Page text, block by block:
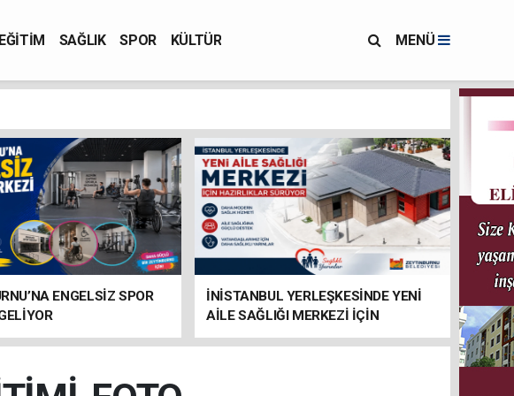
EĞİTİM SAĞLIK SPOR KÜLTÜR MENÜ
ENGELSİZ SPOR
İNİSTANBUL YERLEŞKESİNDE YENİ
AİLE SAĞLIĞI MERKEZİ İÇİN
HAZIRLIKLAR SÜRÜYOR